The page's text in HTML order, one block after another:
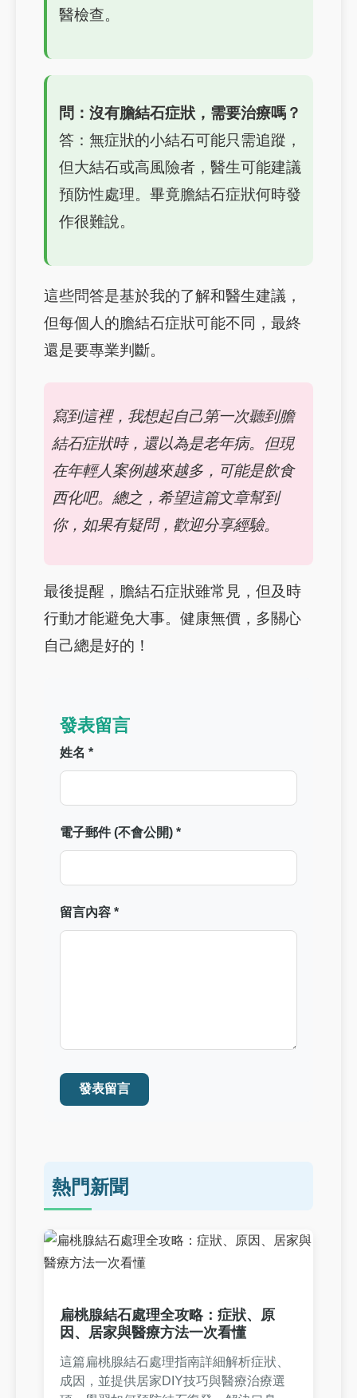
醫檢查。
問：沒有膽結石症狀，需要治療嗎？
答：無症狀的小結石可能只需追蹤，
但大結石或高風險者，醫生可能建議
預防性處理。畢竟膽結石症狀何時發
作很難說。
這些問答是基於我的了解和醫生建議，
但每個人的膽結石症狀可能不同，最終
還是要專業判斷。
寫到這裡，我想起自己第一次聽到膽
結石症狀時，還以為是老年病。但現
在年輕人案例越來越多，可能是飲食
西化吧。總之，希望這篇文章幫到
你，如果有疑問，歡迎分享經驗。
最後提醒，膽結石症狀雖常見，但及時
行動才能避免大事。健康無價，多關心
自己總是好的！
發表留言
姓名 *
電子郵件 (不會公開) *
留言內容 *
發表留言
熱門新聞
扁桃腺結石處理全攻略：症狀、原
因、居家與醫療方法一次看懂
這篇扁桃腺結石處理指南詳細解析症狀、
成因，並提供居家DIY技巧與醫療治療選